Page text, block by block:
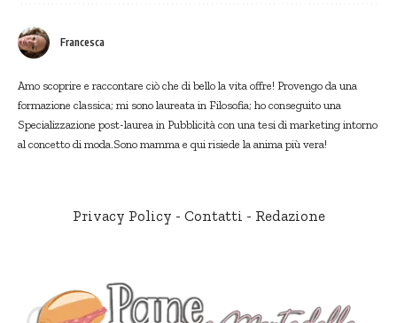
Francesca
Amo scoprire e raccontare ciò che di bello la vita offre! Provengo da una
formazione classica; mi sono laureata in Filosofia; ho conseguito una
Specializzazione post-laurea in Pubblicità con una tesi di marketing intorno
al concetto di moda.Sono mamma e qui risiede la anima più vera!
Privacy Policy - Contatti - Redazione